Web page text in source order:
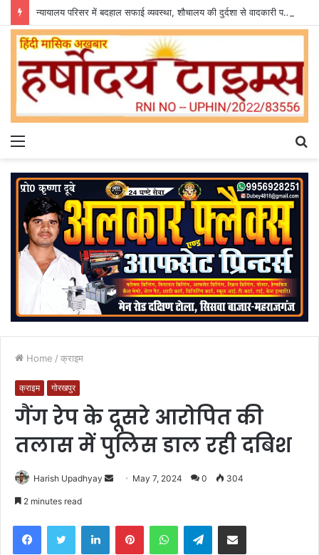
न्यायालय परिसर में बदहाल सफाई व्यवस्था, शौचालय की दुर्दशा से वादकारी परेशान
Menu
Home / क्राइम
क्राइम गोरखपुर
गैंग रेप के दूसरे आरोपित की
तलास में पुलिस डाल रही दबिश
Harish Upadhyay
Send May 7, 2024 0 304
2 minutes read
FacebookTwitter LinkedInPinterestWhatsAppTelegramShare via Email